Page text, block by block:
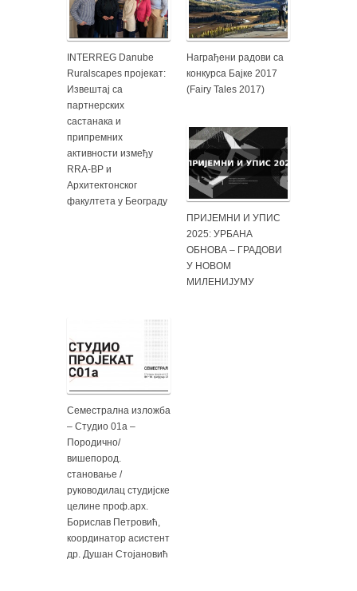
INTERREG Danube
Ruralscapes пројекат:
Извештај са
партнерских
састанака и
припремних
активности између
RRA-BP и
Архитектонског
факултета у Београду
Награђени радови са
конкурса Бајке 2017
(Fairy Tales 2017)
ПРИЈЕМНИ И УПИС
2025: УРБАНА
ОБНОВА – ГРАДОВИ
У НОВОМ
МИЛЕНИЈУМУ
Семестрална изложба
– Студио 01а –
Породично/
вишепород.
становање /
руководилац студијске
целине проф.арх.
Борислав Петровић,
координатор асистент
др. Душан Стојановић